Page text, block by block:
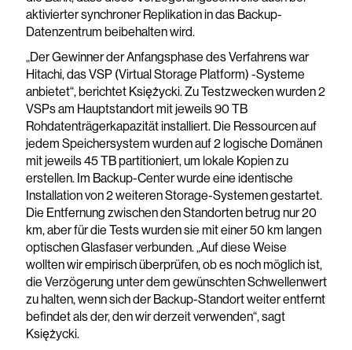
aktivierter synchroner Replikation in das Backup-
Datenzentrum beibehalten wird.
„Der Gewinner der Anfangsphase des Verfahrens war
Hitachi, das VSP (Virtual Storage Platform) -Systeme
anbietet“, berichtet Księżycki. Zu Testzwecken wurden 2
VSPs am Hauptstandort mit jeweils 90 TB
Rohdatenträgerkapazität installiert. Die Ressourcen auf
jedem Speichersystem wurden auf 2 logische Domänen
mit jeweils 45 TB partitioniert, um lokale Kopien zu
erstellen. Im Backup-Center wurde eine identische
Installation von 2 weiteren Storage-Systemen gestartet.
Die Entfernung zwischen den Standorten betrug nur 20
km, aber für die Tests wurden sie mit einer 50 km langen
optischen Glasfaser verbunden. „Auf diese Weise
wollten wir empirisch überprüfen, ob es noch möglich ist,
die Verzögerung unter dem gewünschten Schwellenwert
zu halten, wenn sich der Backup-Standort weiter entfernt
befindet als der, den wir derzeit verwenden“, sagt
Księżycki.